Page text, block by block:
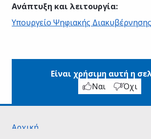
Ανάπτυξη και λειτουργία:
Υπουργείο Ψηφιακής Διακυβέρνησης
Είναι χρήσιμη αυτή η
Ναι
Όχι
Αρχική